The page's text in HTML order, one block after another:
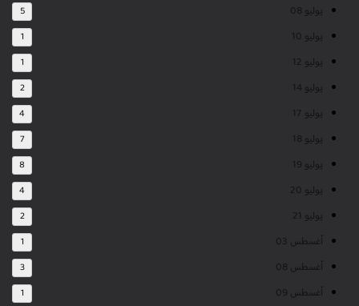
يوليو 08 5
يوليو 10 1
يوليو 12 1
يوليو 14 2
يوليو 17 4
يوليو 18 7
يوليو 19 8
يوليو 20 4
يوليو 21 2
أغسطس 03 1
أغسطس 08 3
أغسطس 09 1